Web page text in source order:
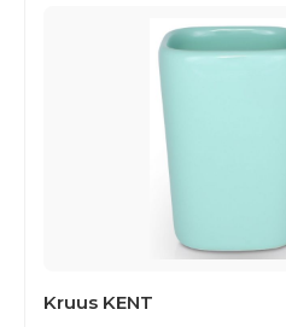
Kruus KENT